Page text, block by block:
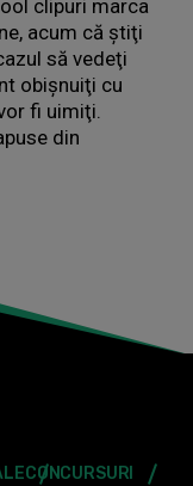
clipuri marca
acum că ştiţi
să vedeţi
obişnuiţi cu
fi uimiţi.
din
CONCURSURI